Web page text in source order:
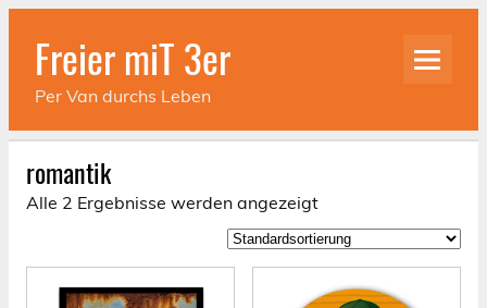
Skip
contentFreier miT 3er
Per Van durchs Leben
romantik
Alle 2 Ergebnisse werden angezeigt